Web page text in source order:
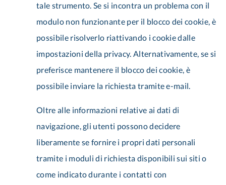
tale strumento. Se si incontra un problema con il
modulo non funzionante per il blocco dei cookie, è
possibile risolverlo riattivando i cookie dalle
impostazioni della privacy. Alternativamente, se si
preferisce mantenere il blocco dei cookie, è
possibile inviare la richiesta tramite e-mail.
Oltre alle informazioni relative ai dati di
navigazione, gli utenti possono decidere
liberamente se fornire i propri dati personali
tramite i moduli di richiesta disponibili sui siti o
come indicato durante i contatti con